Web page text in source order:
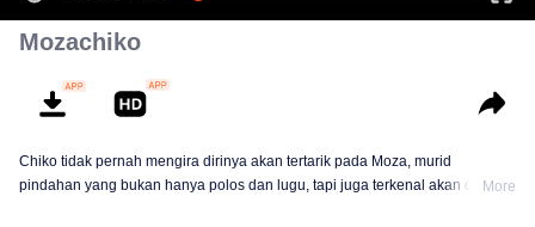
Mozachiko
Chiko tidak pernah mengira dirinya akan tertarik pada Moza, murid
pindahan yang bukan hanya polos dan lugu, tapi juga terkenal akan ceplas-
More